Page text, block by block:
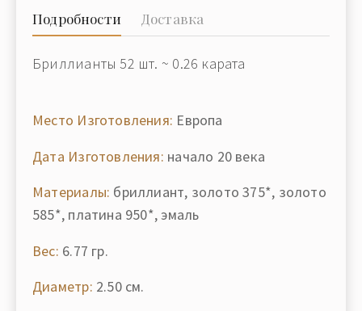
Подробности Доставка
Бриллианты 52 шт. ~ 0.26 карата
Место Изготовления: Европа
Дата Изготовления: начало 20 века
Материалы: бриллиант, золото 375*, золото
585*, платина 950*, эмаль
Вес: 6.77 гр.
Диаметр: 2.50 см.